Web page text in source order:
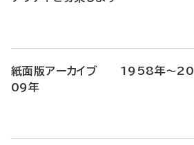
紙面版アーカイブ 1958年～20
09年